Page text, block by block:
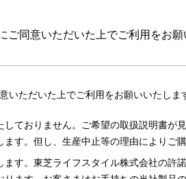
同意いただいた上でご利用をお願
ただいた上でご利用をお願いいたしま
ておりません。ご希望の取扱説明書
す。但し、生産中止等の理由によりご
す。東芝ライフスタイル株式会社の許